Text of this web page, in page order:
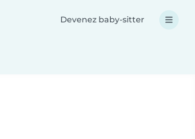
Devenez baby-sitter